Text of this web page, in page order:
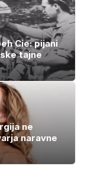
Cie: pijani
tajne
ne
naravne